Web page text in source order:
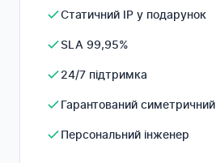
Статичний IP у подарунок
SLA 99,95%
24/7 підтримка
Гарантований симетричний
Персональний інженер